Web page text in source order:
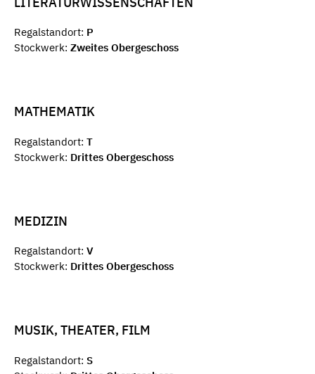
Regalstandort: P
Stockwerk: Zweites Obergeschoss
MATHEMATIK
Regalstandort: T
Stockwerk: Drittes Obergeschoss
MEDIZIN
Regalstandort: V
Stockwerk: Drittes Obergeschoss
MUSIK, THEATER, FILM
Regalstandort: S